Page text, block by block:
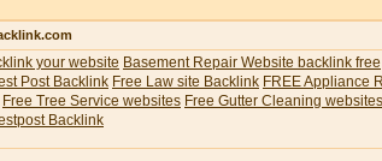
your website Basement Repair Website backlink free
Post Backlink Free Law site Backlink FREE Appliance
Free Tree Service websites Free Gutter Cleaning websites
Backlink